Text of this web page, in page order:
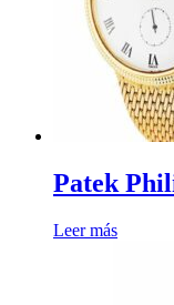
Patek
Leer más